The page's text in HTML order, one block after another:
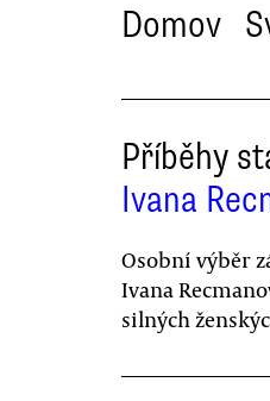
Domov
Příběhy
Ivana
Osobní výběr
Ivana
silných